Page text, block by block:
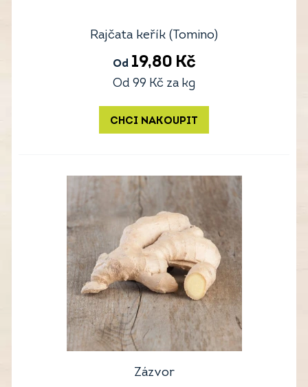
Rajčata keřík (Tomino)
Od 19,80 Kč
Od 99 Kč za kg
CHCI NAKOUPIT
Zázvor